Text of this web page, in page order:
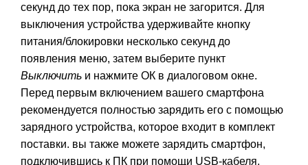
секунд до тех пор, пока экран не загорится. Для
выключения устройства удерживайте кнопку
питания/блокировки нес­колько секунд до
появления меню, затем выберите пункт
Выключить и наж­мите ОК в диалоговом окне.
Перед первым включением вашего смартфона
рекомендуется полностью заря­дить его с помощью
зарядного устройства, которое входит в комплект
поставки. вы также можете зарядить смартфон,
подключившись к ПК при помощи USВ-ка­беля.